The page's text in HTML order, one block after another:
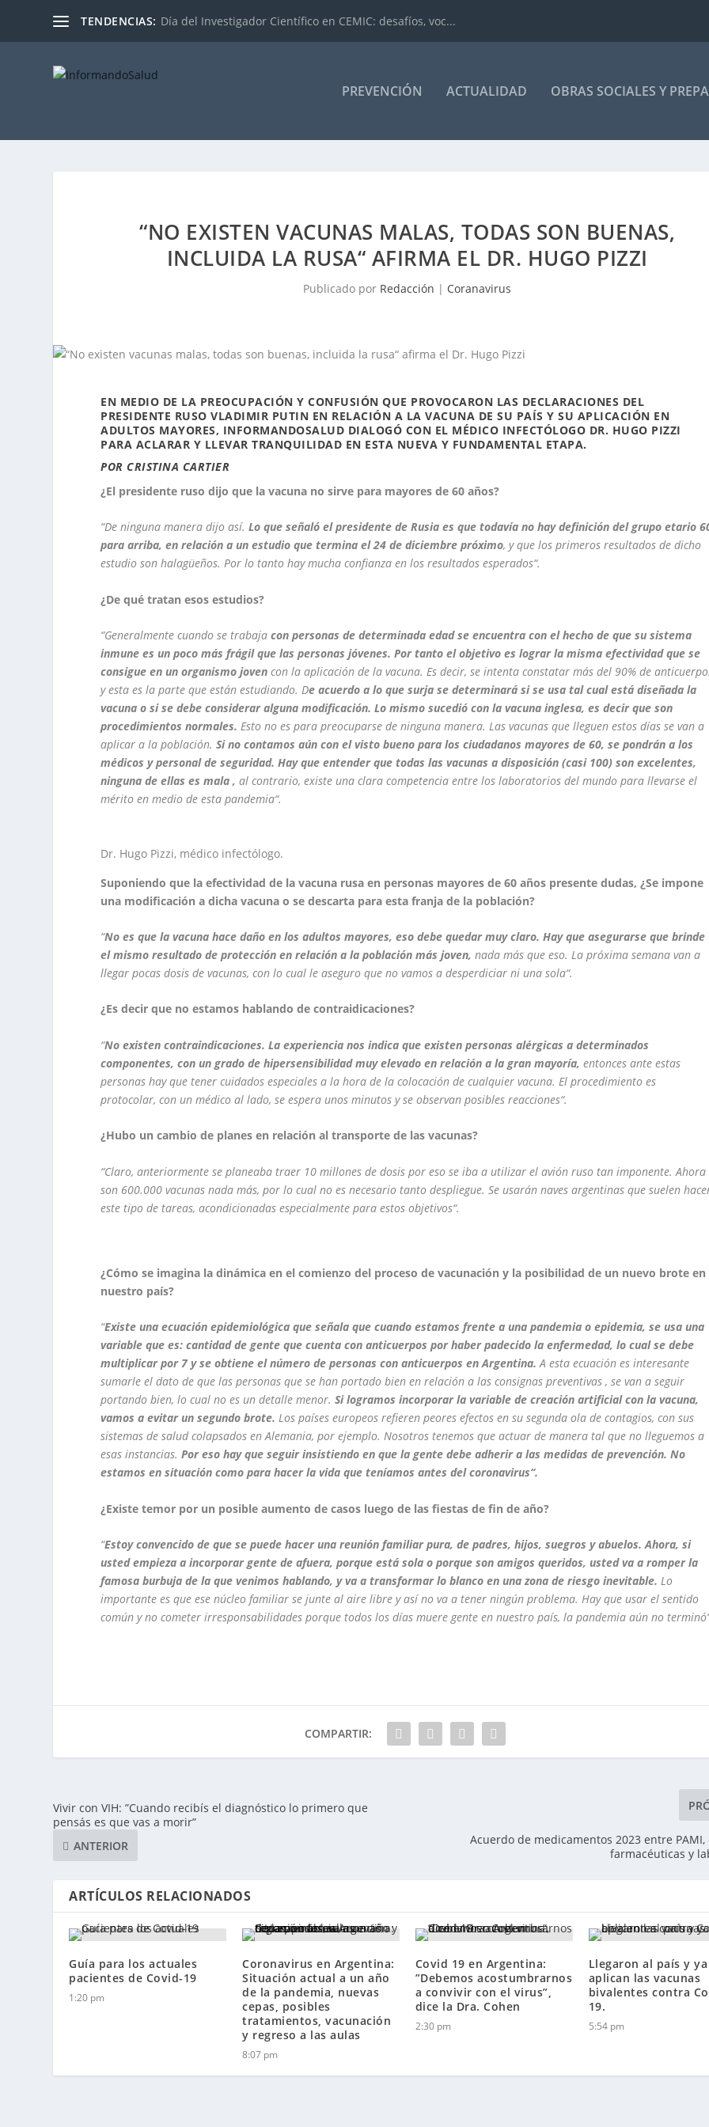
TENDENCIAS: Día del Investigador Científico en CEMIC: desafíos, voc...
PREVENCIÓN ACTUALIDAD OBRAS SOCIALES Y
“NO EXISTEN VACUNAS MALAS, TODAS SON BUENAS,
INCLUIDA LA RUSA“ AFIRMA EL DR. HUGO PIZZI
Publicado por Redacción | Coranavirus
EN MEDIO DE LA PREOCUPACIÓN Y CONFUSIÓN QUE PROVOCARON LAS DECLARACIONES DEL
PRESIDENTE RUSO VLADIMIR PUTIN EN RELACIÓN A LA VACUNA DE SU PAÍS Y SU APLICACIÓN EN
ADULTOS MAYORES, INFORMANDOSALUD DIALOGÓ CON EL MÉDICO INFECTÓLOGO DR. HUGO PIZZI
PARA ACLARAR Y LLEVAR TRANQUILIDAD EN ESTA NUEVA Y FUNDAMENTAL ETAPA.
POR CRISTINA CARTIER
¿El presidente ruso dijo que la vacuna no sirve para mayores de 60 años?
“De ninguna manera dijo así.Lo que señaló el presidente de Rusia es que todavía no hay definición del grupo etario
para arriba, en relación a un estudio que termina el 24 de diciembre próximo, y que los primeros resultados de dicho
estudio son halagüeños. Por lo tanto hay mucha confianza en los resultados esperados“.
¿De qué tratan esos estudios?
“Generalmente cuando se trabajacon personas de determinada edad se encuentra con el hecho de que su sistema
inmune es un poco más frágil que las personas jóvenes. Por tanto el objetivo es lograr la misma efectividad que se
consigue en un organismo jovencon la aplicación de la vacuna. Es decir, se intenta constatar más del 90% de
y esta es la parte que están estudiando. De acuerdo a lo que surja se determinará si se usa tal cual está diseñada la
vacuna o si se debe considerar alguna modificación. Lo mismo sucedió con la vacuna inglesa, es decir que son
procedimientos normales. Esto no es para preocuparse de ninguna manera. Las vacunas que lleguen estos días se van a
aplicar a la población.Si no contamos aún con el visto bueno para los ciudadanos mayores de 60, se pondrán a los
médicos y personal de seguridad. Hay que entender que todas las vacunas a disposición (casi 100) son excelentes,
ninguna de ellas es mala , al contrario, existe una clara competencia entre los laboratorios del mundo para llevarse el
mérito en medio de esta pandemia“.
Dr. Hugo Pizzi, médico infectólogo.
Suponiendo que la efectividad de la vacuna rusa en personas mayores de 60 años presente dudas, ¿Se impone
una modificación a dicha vacuna o se descarta para esta franja de la población?
“No es que la vacuna hace daño en los adultos mayores, eso debe quedar muy claro. Hay que asegurarse que brinde
el mismo resultado de protección en relación a la población más joven, nada más que eso. La próxima semana van a
llegar pocas dosis de vacunas, con lo cual le aseguro que no vamos a desperdiciar ni una sola“.
¿Es decir que no estamos hablando de contraidicaciones?
“No existen contraindicaciones. La experiencia nos indica que existen personas alérgicas a determinados
componentes, con un grado de hipersensibilidad muy elevado en relación a la gran mayoría, entonces ante estas
personas hay que tener cuidados especiales a la hora de la colocación de cualquier vacuna. El procedimiento es
protocolar, con un médico al lado, se espera unos minutos y se observan posibles reacciones“.
¿Hubo un cambio de planes en relación al transporte de las vacunas?
“Claro, anteriormente se planeaba traer 10 millones de dosis por eso se iba a utilizar el avión ruso tan imponente. Ahora
son 600.000 vacunas nada más, por lo cual no es necesario tanto despliegue. Se usarán naves argentinas que suelen
este tipo de tareas, acondicionadas especialmente para estos objetivos“.
¿Cómo se imagina la dinámica en el comienzo del proceso de vacunación y la posibilidad de un nuevo brote en
nuestro país?
“Existe una ecuación epidemiológica que señala que cuando estamos frente a una pandemia o epidemia, se usa una
variable que es: cantidad de gente que cuenta con anticuerpos por haber padecido la enfermedad, lo cual se debe
multiplicar por 7 y se obtiene el número de personas con anticuerpos en Argentina.A esta ecuación es interesante
sumarle el dato de que las personas que se han portado bien en relación a las consignas preventivas , se van a seguir
portando bien, lo cual no es un detalle menor.Si logramos incorporar la variable de creación artificial con la vacuna,
vamos a evitar un segundo brote.Los países europeos refieren peores efectos en su segunda ola de contagios, con sus
sistemas de salud colapsados en Alemania, por ejemplo. Nosotros tenemos que actuar de manera tal que no lleguemos a
esas instancias.Por eso hay que seguir insistiendo en que la gente debe adherir a las medidas de prevención. No
estamos en situación como para hacer la vida que teníamos antes del coronavirus“.
¿Existe temor por un posible aumento de casos luego de las fiestas de fin de año?
“Estoy convencido de que se puede hacer una reunión familiar pura, de padres, hijos, suegros y abuelos. Ahora, si
usted empieza a incorporar gente de afuera, porque está sola o porque son amigos queridos, usted va a romper la
famosa burbuja de la que venimos hablando, y va a transformar lo blanco en una zona de riesgo inevitable. Lo
importante es que ese núcleo familiar se junte al aire libre y así no va a tener ningún problema. Hay que usar el sentido
común y no cometer irresponsabilidades porque todos los días muere gente en nuestro país, la pandemia aún no
COMPARTIR:
Vivir con VIH: ”Cuando recibís el diagnóstico lo primero que
pensás es que vas a morir”
ANTERIOR
Acuerdo de medicamentos 2023 entre
farmacéuticas y
ARTÍCULOS RELACIONADOS
Guía para los actuales
pacientes de Covid-19
1:20 pm
Coronavirus en Argentina:
Situación actual a un año
de la pandemia, nuevas
cepas, posibles
tratamientos, vacunación
y regreso a las aulas
8:07 pm
Covid 19 en Argentina:
”Debemos acostumbrarnos
a convivir con el virus”,
dice la Dra. Cohen
2:30 pm
Llegaron al país y
aplican las vacunas
bivalentes contra
19.
5:54 pm